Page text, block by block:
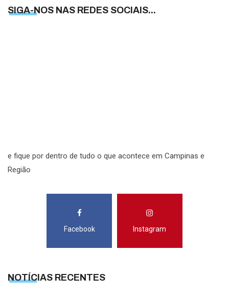
SIGA-NOS NAS REDES SOCIAIS...
e fique por dentro de tudo o que acontece em Campinas e
Região
Facebook Instagram
NOTÍCIAS RECENTES